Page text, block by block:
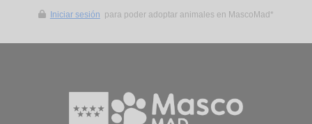
Iniciar sesión para poder adoptar animales en MascoMad*